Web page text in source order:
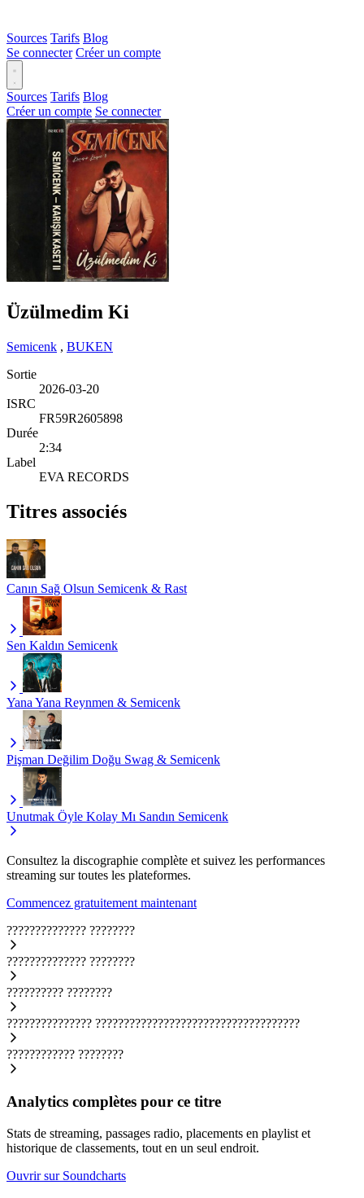
Sources Tarifs Blog
Se connecter Créer un compte
Sources Tarifs Blog
Créer un compte Se connecter
Üzülmedim Ki
Semicenk , BUKEN
Sortie
2026-03-20
ISRC
FR59R2605898
Durée
2:34
Label
EVA RECORDS
Titres associés
Canın Sağ Olsun Semicenk & Rast
Sen Kaldın Semicenk
Yana Yana Reynmen & Semicenk
Pişman Değilim Doğu Swag & Semicenk
Unutmak Öyle Kolay Mı Sandın Semicenk
Consultez la discographie complète et suivez les performances
streaming sur toutes les plateformes.
Commencez gratuitement maintenant
?????????????? ????????
?????????????? ????????
?????????? ????????
??????????????? ????????????????????????????????????
???????????? ????????
Analytics complètes pour ce titre
Stats de streaming, passages radio, placements en playlist et
historique de classements, tout en un seul endroit.
Ouvrir sur Soundcharts